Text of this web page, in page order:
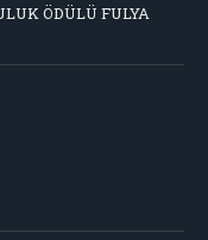
ÖDÜLÜ FULYA